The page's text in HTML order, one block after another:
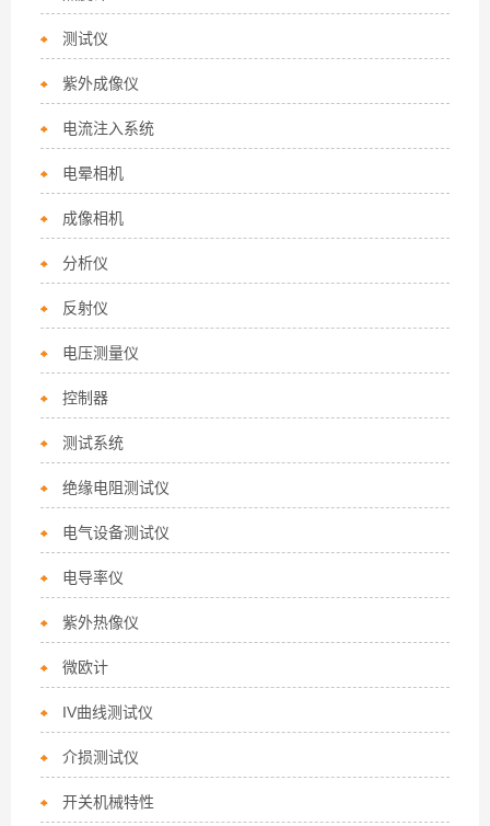
测试仪
紫外成像仪
电流注入系统
电晕相机
成像相机
分析仪
反射仪
电压测量仪
控制器
测试系统
绝缘电阻测试仪
电气设备测试仪
电导率仪
紫外热像仪
微欧计
IV曲线测试仪
介损测试仪
开关机械特性